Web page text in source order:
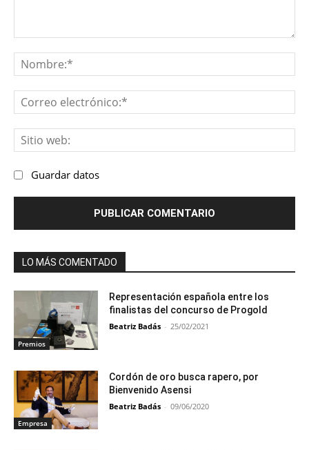
Guardar datos
LO MÁS COMENTADO
Premios
Representación española entre los
finalistas del concurso de Progold
Beatriz Badás - 25/02/2021
Empresa
Cordón de oro busca rapero, por
Bienvenido Asensi
Beatriz Badás - 09/06/2020